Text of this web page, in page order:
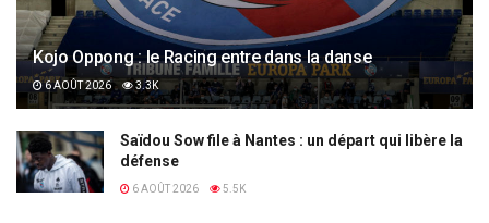
Kojo Oppong : le Racing entre dans la danse
6 AOÛT 2026 3.3K
Saïdou Sow file à Nantes : un départ qui libère la
défense
6 AOÛT 2026 5.5K